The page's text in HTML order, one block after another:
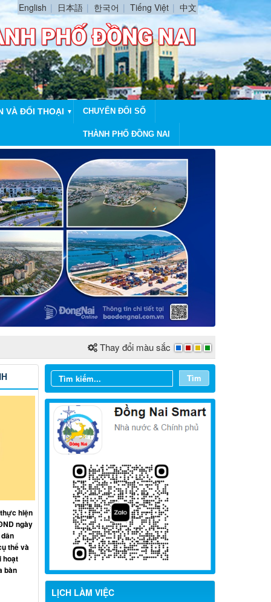
English 日本語 한국어 Tiếng Việt 中文
VÀ ĐỐI THOẠI ▼ CHUYỂN ĐỔI SỐ
THÀNH PHỐ ĐỒNG NAI
Thay đổi màu sắc
Tìm
LỊCH LÀM VIỆC
Từ ngày 03/8/2026 đến ngày
09/8/2026
Từ ngày 27/7/2026 đến ngày
02/8/2026
Từ ngày 20/7/2026 đến ngày
26/7/2026
Từ ngày 13/7/2026 đến ngày
18/7/2026
hiện
ngày
thể và
hoạt
bàn